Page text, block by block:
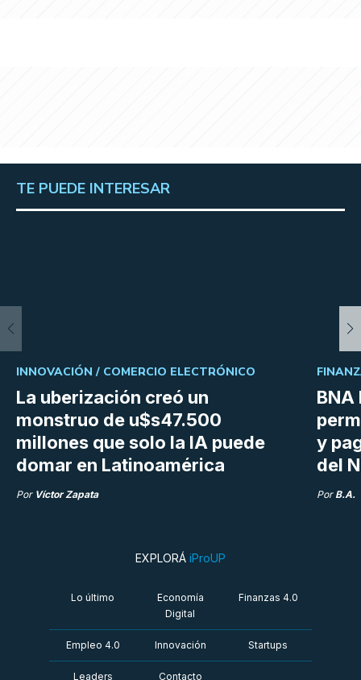
TE PUEDE INTERESAR
La uberización creó un
monstruo de u$s47.500
millones que solo la IA puede
domar en Latinoamérica
INNOVACIÓN / COMERCIO ELECTRÓNICO
Por Víctor Zapata
BNA
y
del
Por B.A.
EXPLORÁ iProUP
Lo último
Economía
Digital
Finanzas 4.0
Empleo 4.0 Innovación Startups
Leaders Contacto